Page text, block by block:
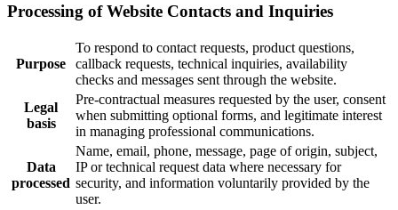
Processing of Website Contacts and Inquiries
Purpose
To respond to contact requests, product questions,
callback requests, technical inquiries, availability
checks and messages sent through the website.
Legal
basis
Pre-contractual measures requested by the user, consent
when submitting optional forms, and legitimate interest
in managing professional communications.
Data
processed
Name, email, phone, message, page of origin, subject,
IP or technical request data where necessary for
security, and information voluntarily provided by the
user.